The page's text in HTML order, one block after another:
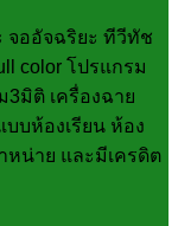
จออัจฉริยะ ทีวีทัช
color โปรแกรม
3มิติ เครื่องฉาย
บห้องเรียน ห้อง
หน่าย และมีเครดิต